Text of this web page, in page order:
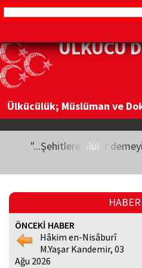
ÜLKÜCÜ
Ülkücülük; Müslüman ve
"...Şehitlere ölüler
ÖNCEKİ HABER
Hâkim en-Nisâburî
M.Yaşar Kandemir, 03
Ağu 2026